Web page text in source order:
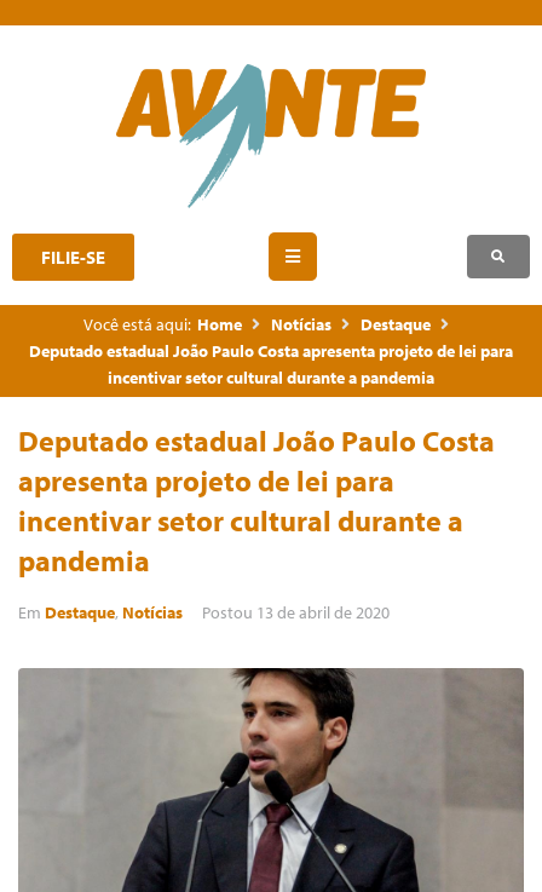
FILIE-SE
Você está aqui: Home Notícias
Destaque
Deputado estadual João Paulo Costa apresenta projeto de lei para
incentivar setor cultural durante a pandemia
Deputado estadual João Paulo Costa
apresenta projeto de lei para
incentivar setor cultural durante a
pandemia
Em Destaque, Notícias Postou 13 de abril de 2020